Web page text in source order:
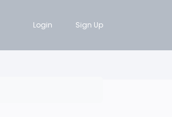
Login Sign Up